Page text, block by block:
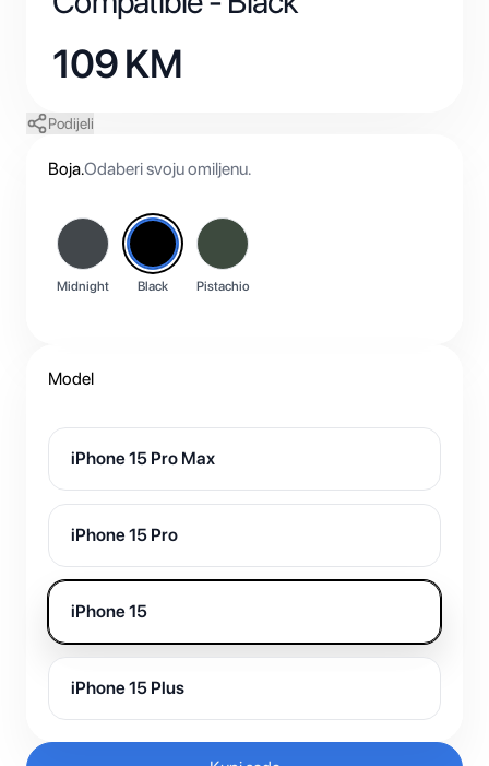
109KM
Podijeli
Boja.Odaberi svoju omiljenu.
Midnight Black Pistachio
Model
iPhone 15 Pro Max
iPhone 15 Pro
iPhone 15
iPhone 15 Plus